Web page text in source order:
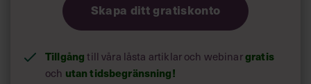
Skapa ditt gratiskonto
Tillgångtill våra låsta artiklar och webinargratis
och utan tidsbegränsning!